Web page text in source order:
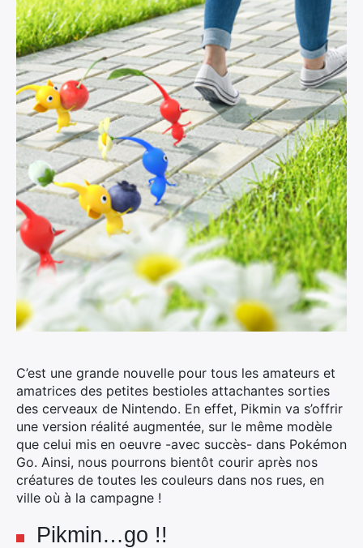
C’est une grande nouvelle pour tous les amateurs et
amatrices des petites bestioles attachantes sorties
des cerveaux de Nintendo. En effet, Pikmin va s’offrir
une version réalité augmentée, sur le même modèle
que celui mis en oeuvre -avec succès- dans Pokémon
Go. Ainsi, nous pourrons bientôt courir après nos
créatures de toutes les couleurs dans nos rues, en
ville où à la campagne !
Pikmin…go !!